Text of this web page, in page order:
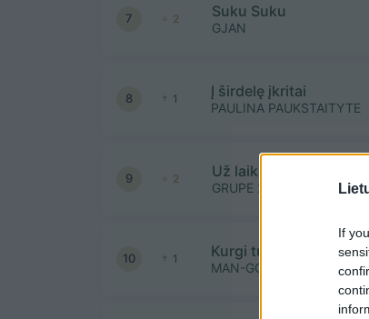
If
7 2 Suku Suku
GJAN
8 1 Į širdelę įkritai
PAULINA PAUKSTAITYTE
9 2 Už laiką
GRUPE 2
10 1 Kurgi tu?
MAN-GO